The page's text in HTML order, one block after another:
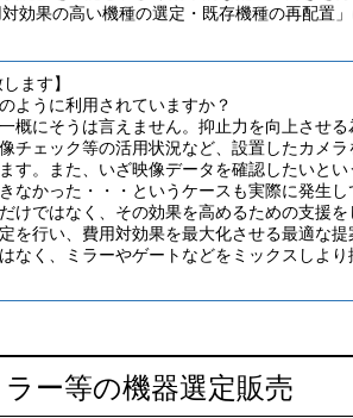
効果の高い機種の選定・既存機種の再配置
ます】
ように利用されていますか？
概にそうは言えません。抑止力を向上させる
チェック等の活用状況など、設置したカメラ
す。また、いざ映像データを確認したいとい
なかった・・・というケースも実際に発生し
けではなく、その効果を高めるための支援を
を行い、費用対効果を最大化させる最適な提
なく、ミラーやゲートなどをミックスしより
ー等の機器選定販売